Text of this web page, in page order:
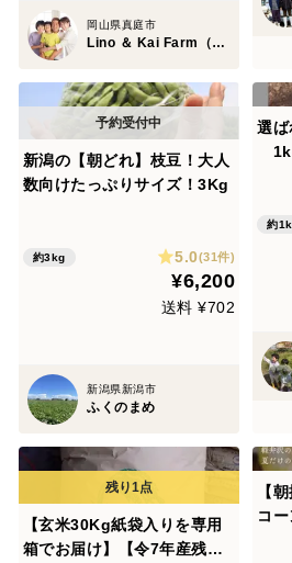
岡山県真庭市
Lino ＆ Kai Farm（リノ アンド カイファーム）
新潟の【朝どれ】枝豆！大人
数向けたっぷりサイズ！3Kg
約3kg 5.0(31件)
¥6,200
送料 ¥702
新潟県新潟市
ふくのまめ
選ば
約
【玄米30Kg紙袋入りを専用
箱でお届け】【令7年産残り3
【
コ